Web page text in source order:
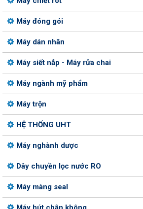
Máy đóng gói
Máy dán nhãn
Máy siết nắp - Máy rửa chai
Máy ngành mỹ phẩm
Máy trộn
HỆ THỐNG UHT
Máy nghành dược
Dây chuyền lọc nước RO
Máy màng seal